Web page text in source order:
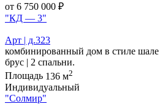
от 6 750 000 ₽
"КД — 3"
Арт | д.323
комбинированный дом в стиле шале
брус | 2 спальни.
Площадь 136 м2
Индивидуальный
"Солмир"